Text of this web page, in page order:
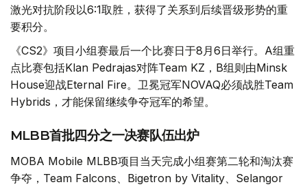
激光对抗阶段以6:1取胜，获得了关系到后续晋级形势的重
要积分。
《CS2》项目小组赛最后一个比赛日于8月6日举行。A组重
点比赛包括Klan Pedrajas对阵Team KZ，B组则由Minsk
House迎战Eternal Fire。卫冕冠军NOVAQ必须战胜Team
Hybrids，才能保留继续争夺冠军的希望。
MLBB首批四分之一决赛队伍出炉
MOBA Mobile MLBB项目当天完成小组赛第二轮和淘汰赛
争夺，Team Falcons、Bigetron by Vitality、Selangor